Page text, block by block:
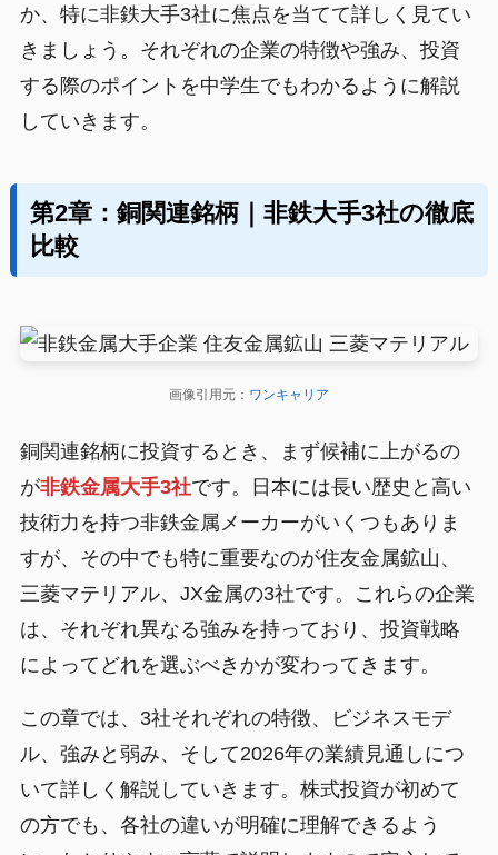
か、特に非鉄大手3社に焦点を当てて詳しく見てい
きましょう。それぞれの企業の特徴や強み、投資
する際のポイントを中学生でもわかるように解説
していきます。
第2章：銅関連銘柄｜非鉄大手3社の徹底
比較
画像引用元： ワンキャリア
銅関連銘柄に投資するとき、まず候補に上がるの
が非鉄金属大手3社です。日本には長い歴史と高い
技術力を持つ非鉄金属メーカーがいくつもありま
すが、その中でも特に重要なのが住友金属鉱山、
三菱マテリアル、JX金属の3社です。これらの企業
は、それぞれ異なる強みを持っており、投資戦略
によってどれを選ぶべきかが変わってきます。
この章では、3社それぞれの特徴、ビジネスモデ
ル、強みと弱み、そして2026年の業績見通しにつ
いて詳しく解説していきます。株式投資が初めて
の方でも、各社の違いが明確に理解できるよう